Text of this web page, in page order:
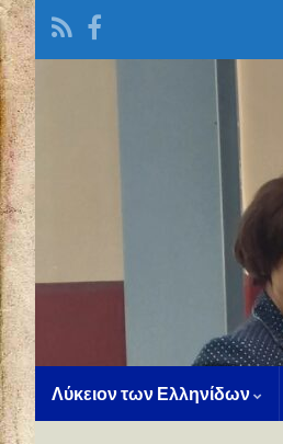
Λύκειον των Ελληνίδων